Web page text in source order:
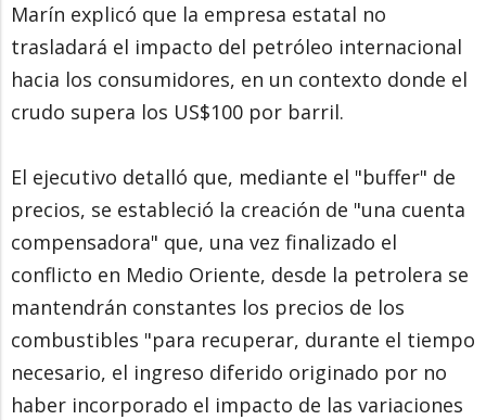
Marín explicó que la empresa estatal no
trasladará el impacto del petróleo internacional
hacia los consumidores, en un contexto donde el
crudo supera los US$100 por barril.
El ejecutivo detalló que, mediante el "buffer" de
precios, se estableció la creación de "una cuenta
compensadora" que, una vez finalizado el
conflicto en Medio Oriente, desde la petrolera se
mantendrán constantes los precios de los
combustibles "para recuperar, durante el tiempo
necesario, el ingreso diferido originado por no
haber incorporado el impacto de las variaciones